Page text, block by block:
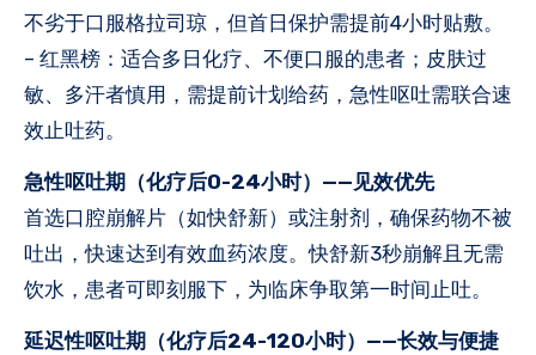
不劣于口服格拉司琼，但首日保护需提前4小时贴敷。
– 红黑榜：适合多日化疗、不便口服的患者；皮肤过
敏、多汗者慎用，需提前计划给药，急性呕吐需联合速
效止吐药。
急性呕吐期（化疗后0-24小时）——见效优先
首选口腔崩解片（如快舒新）或注射剂，确保药物不被
吐出，快速达到有效血药浓度。快舒新3秒崩解且无需
饮水，患者可即刻服下，为临床争取第一时间止吐。
延迟性呕吐期（化疗后24-120小时）——长效与便捷